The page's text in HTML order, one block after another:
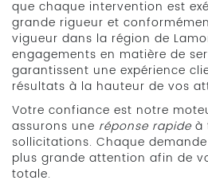
que chaque intervention est
grande rigueur et
vigueur dans la région de
engagements en matière de
garantissent une expérience
résultats à la hauteur de vos
Votre confiance est notre
assurons une réponse rapide à
sollicitations. Chaque
plus grande attention afin de
totale.